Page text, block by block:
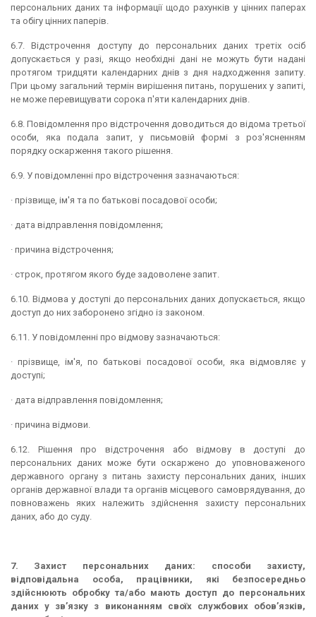
персональних даних та інформації щодо рахунків у цінних паперах
та обігу цінних паперів.
6.7. Відстрочення доступу до персональних даних третіх осіб
допускається у разі, якщо необхідні дані не можуть бути надані
протягом тридцяти календарних днів з дня надходження запиту.
При цьому загальний термін вирішення питань, порушених у запиті,
не може перевищувати сорока п'яти календарних днів.
6.8. Повідомлення про відстрочення доводиться до відома третьої
особи, яка подала запит, у письмовій формі з роз'ясненням
порядку оскарження такого рішення.
6.9. У повідомленні про відстрочення зазначаються:
· прізвище, ім'я та по батькові посадової особи;
· дата відправлення повідомлення;
· причина відстрочення;
· строк, протягом якого буде задоволене запит.
6.10. Відмова у доступі до персональних даних допускається, якщо
доступ до них заборонено згідно із законом.
6.11. У повідомленні про відмову зазначаються:
· прізвище, ім'я, по батькові посадової особи, яка відмовляє у
доступі;
· дата відправлення повідомлення;
· причина відмови.
6.12. Рішення про відстрочення або відмову в доступі до
персональних даних може бути оскаржено до уповноваженого
державного органу з питань захисту персональних даних, інших
органів державної влади та органів місцевого самоврядування, до
повноважень яких належить здійснення захисту персональних
даних, або до суду.
7. Захист персональних даних: способи захисту,
відповідальна особа, працівники, які безпосередньо
здійснюють обробку та/або мають доступ до персональних
даних у зв’язку з виконанням своїх службових обов’язків,